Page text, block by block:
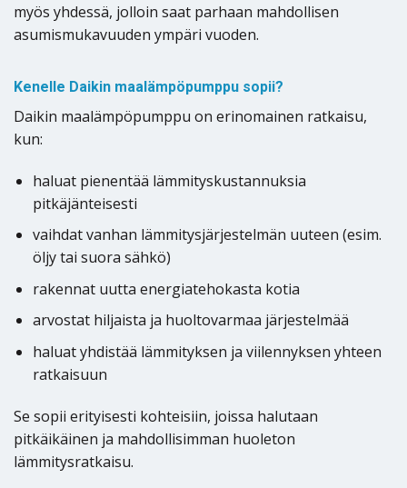
myös yhdessä, jolloin saat parhaan mahdollisen
asumismukavuuden ympäri vuoden.
Kenelle Daikin maalämpöpumppu sopii?
Daikin maalämpöpumppu on erinomainen ratkaisu,
kun:
haluat pienentää lämmityskustannuksia
pitkäjänteisesti
vaihdat vanhan lämmitysjärjestelmän uuteen (esim.
öljy tai suora sähkö)
rakennat uutta energiatehokasta kotia
arvostat hiljaista ja huoltovarmaa järjestelmää
haluat yhdistää lämmityksen ja viilennyksen yhteen
ratkaisuun
Se sopii erityisesti kohteisiin, joissa halutaan
pitkäikäinen ja mahdollisimman huoleton
lämmitysratkaisu.